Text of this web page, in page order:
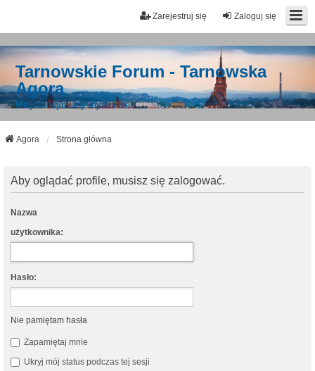
Zaloguj się
Zarejestruj się
Tarnowskie Forum - Tarnowska
Agora
Miejsce wymiany myśli i idei
Agora Strona główna
Aby oglądać profile, musisz się zalogować.
Nazwa
użytkownika:
Hasło:
Nie pamiętam hasła
Zapamiętaj mnie
Ukryj mój status podczas tej sesji